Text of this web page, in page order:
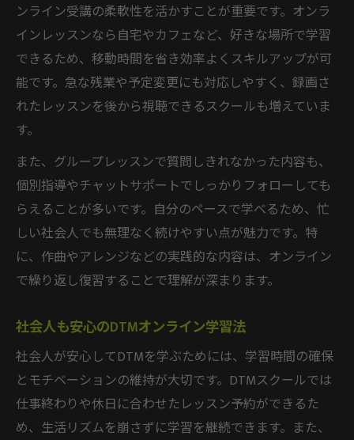
ンライン受講の柔軟性を活かすことが重要です。オンラ
インレッスンなら自宅やカフェなど、好きな場所で学習
できるため、移動時間を省き効率よくスキルアップが可
能です。急な残業や予定変更にも対応しやすく、録画さ
れたレッスンを後から視聴できるスクールも増えていま
す。
また、グループレッスンで質問しきれなかった内容も、
個別指導やチャットサポートでしっかりフォローしても
らえることが多いです。自分のペースで学べるため、忙
しい社会人でも無理なく続けやすい点が魅力です。特
に、作曲やアレンジなどの実践的な内容は、オンライン
で繰り返し復習することで理解が深まります。
社会人も安心のDTMオンライン学習法
社会人が安心してDTMを学ぶためには、学習時間の確保
とモチベーションの維持が大切です。DTMスクールでは
仕事終わりや休日に合わせたレッスン予約ができるた
め、生活リズムを崩さずに学習を継続できます。また、